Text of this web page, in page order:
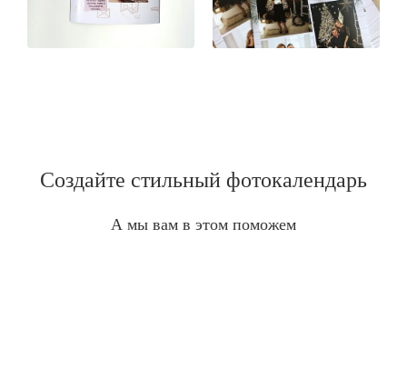
Создайте стильный фотокалендарь
А мы вам в этом поможем